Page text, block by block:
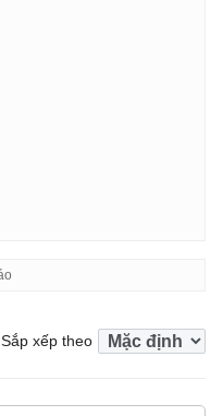
Sắp xếp theo